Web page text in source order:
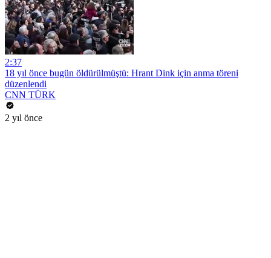
2:37
18 yıl önce bugün öldürülmüştü: Hrant Dink için anma töreni
düzenlendi
CNN TÜRK
2 yıl önce